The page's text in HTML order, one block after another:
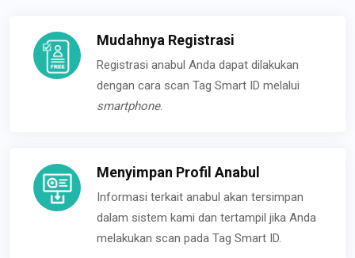
Mudahnya Registrasi
Registrasi anabul Anda dapat dilakukan
dengan cara scan Tag Smart ID melalui
smartphone.
Menyimpan Profil Anabul
Informasi terkait anabul akan tersimpan
dalam sistem kami dan tertampil jika Anda
melakukan scan pada Tag Smart ID.